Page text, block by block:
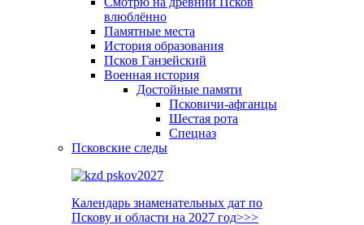
влюблённо
Памятные места
История образования
Псков Ганзейский
Военная история
Достойные памяти
Псковичи-афганцы
Шестая рота
Спецназ
Псковские следы
Календарь знаменательных дат по
Пскову и области на 2027 год>>>